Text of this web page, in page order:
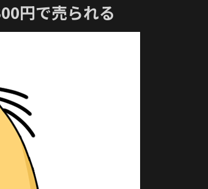
円で売られる